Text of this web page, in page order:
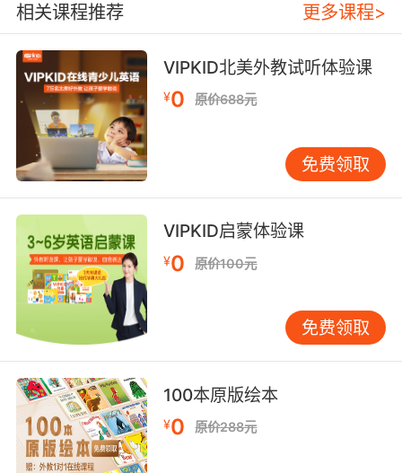
宝"环节，在插画中隐藏重点单词，学生需完成拼
图游戏方可解锁全部词汇。VIPKID开发的"探险地
图"教学法证实，带有任务驱动的视觉搜索游戏能
使单词记忆效率提升3倍。
反馈机制的创新同样重要。可在手抄报边缘预
留"教师点评区"，采用二维码链接数字评语。
VIPKID外教实践中，通过录制2分钟音频点评手
抄报创意，使学生作品打开率提升至92%。这种
多媒体反馈既保留传统批注的针对性，又增加听
觉维度的交流。
三、文化元素的深度渗透
文化对比是提升手抄报内涵的有效路径。以"中外
节日"主题为例，可并置春节与圣诞节的家庭聚会
化教研组研发的"双焦点对比法"表明，当学生用
思维导图对比中西方餐桌礼仪时，礼仪相关词汇
掌握度达常规教学的2.3倍。
经典文学元素的融入能提升审美层次。选取《夏
相关课程推荐 更多课程>
VIPKID北美外教试听体验课
¥0 原价688元
免费领取
VIPKID启蒙体验课
¥0 原价100元
免费领取
100本原版绘本
¥0 原价288元